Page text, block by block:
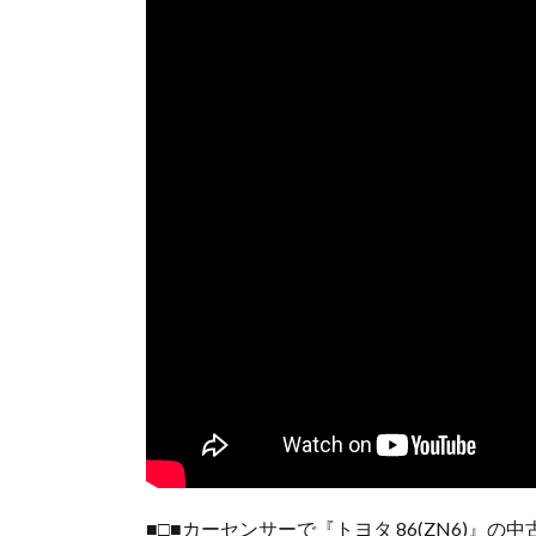
■□■カーセンサーで『トヨタ 86(ZN6)』の中